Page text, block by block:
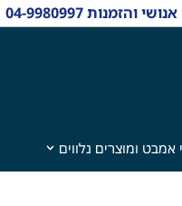
אמבט ומוצרים נלווים